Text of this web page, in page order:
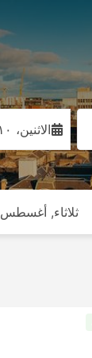
الاثنين، ١٠ أغسطس
ثلاثاء, أغسطس 11